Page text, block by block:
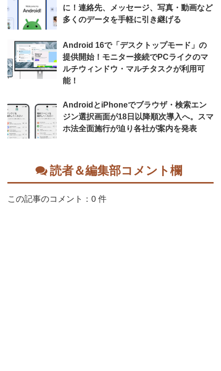
に！連絡先、メッセージ、写真・動画など
多くのデータを手軽に引き継げる
Android 16で「デスクトップモード」の
提供開始！モニター接続でPCライクのマ
ルチウィンドウ・マルチタスクが利用可
能！
AndroidとiPhoneでブラウザ・検索エン
ジン選択画面が18日以降順次導入へ。スマ
ホ法全面施行が迫り各社が案内を発表
読者＆編集部コメント欄
この記事のコメント：0 件